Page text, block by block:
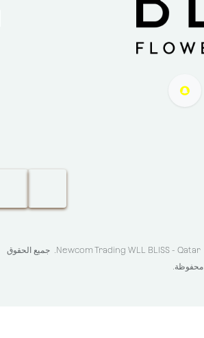
Newcom Trading WLL BLISS - Qatar. جميع الحقوق
محفوظة.